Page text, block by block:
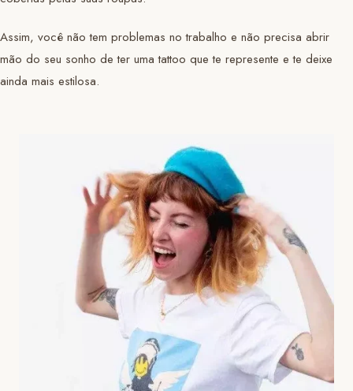
Assim, você não tem problemas no trabalho e não precisa abrir
mão do seu sonho de ter uma tattoo que te represente e te deixe
ainda mais estilosa.